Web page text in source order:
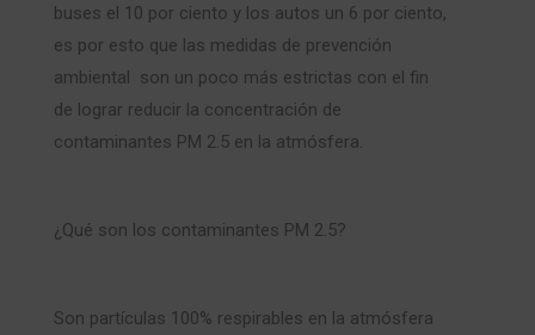
buses el 10 por ciento y los autos un 6 por ciento,
es por esto que las medidas de prevención
ambiental son un poco más estrictas con el fin
de lograr reducir la concentración de
contaminantes PM 2.5 en la atmósfera.
¿Qué son los contaminantes PM 2.5?
Son partículas 100% respirables en la atmósfera